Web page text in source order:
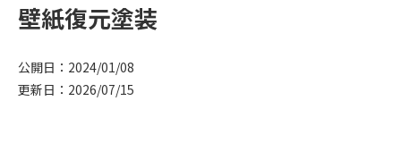
壁紙復元塗装
公開日：2024/01/08
更新日：2026/07/15